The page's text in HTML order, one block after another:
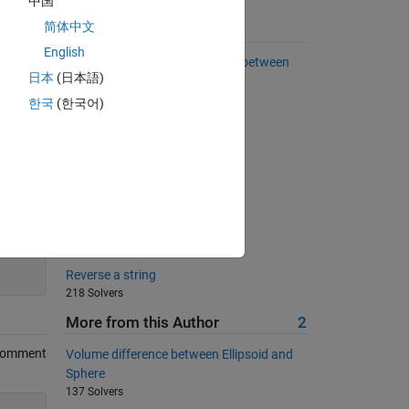
Suggested Problems
Calculate the area of a triangle between
three points
3542 Solvers
Reverse a string
218 Solvers
More from this Author 2
Volume difference between Ellipsoid and
Sphere
137 Solvers
简体中文
English
日本 (日本語)
한국 (한국어)